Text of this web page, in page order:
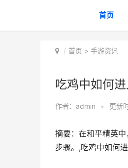
首页
首页 > 手游资讯
吃鸡中如何
作者： admin • 更新
摘要：在和平精英
步骤。,吃鸡中如何